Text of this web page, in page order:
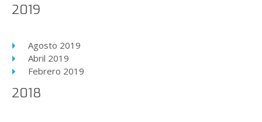
2019
Agosto 2019
Abril 2019
Febrero 2019
2018